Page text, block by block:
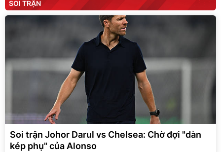
SOI TRẬN
Soi trận Johor Darul vs Chelsea: Chờ đợi "dàn
kép phụ" của Alonso